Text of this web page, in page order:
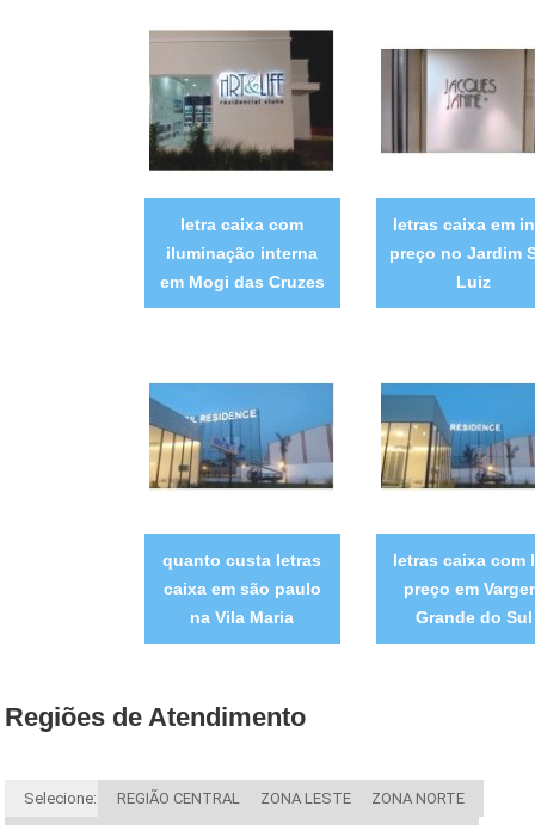
letra caixa com
iluminação interna
em Mogi das Cruzes
letras caixa em
preço no Jardim
Luiz
quanto custa letras
caixa em são paulo
na Vila Maria
letras caixa com
preço em
Grande do Sul
Regiões de Atendimento
Selecione: REGIÃO CENTRAL ZONA LESTE ZONA NORTE